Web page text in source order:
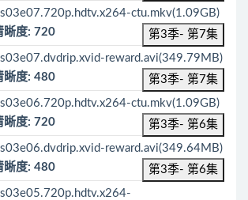
ctu.mkv(1.09GB)
第3季- 第7集
晰度: 720
reward.avi(349.79MB)
第3季- 第7集
晰度: 480
ctu.mkv(1.09GB)
第3季- 第6集
晰度: 720
reward.avi(349.64MB)
第3季- 第6集
晰度: 480